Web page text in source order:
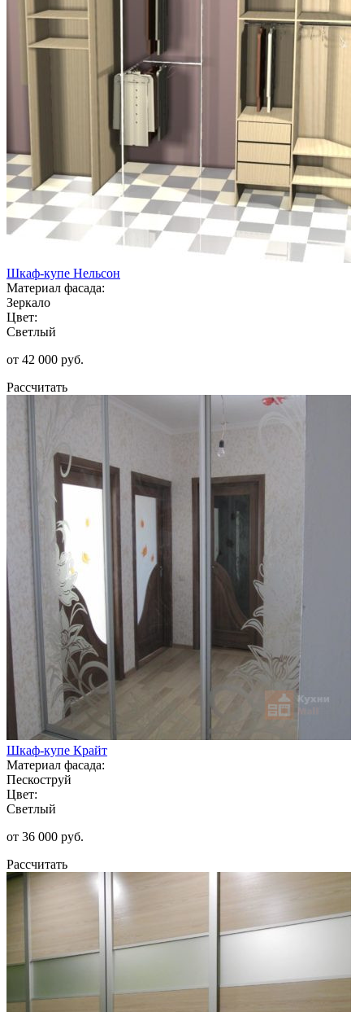
Шкаф-купе Нельсон
Материал фасада:
Зеркало
Цвет:
Светлый
от 42 000 руб.
Рассчитать
Шкаф-купе Крайт
Материал фасада:
Пескоструй
Цвет:
Светлый
от 36 000 руб.
Рассчитать